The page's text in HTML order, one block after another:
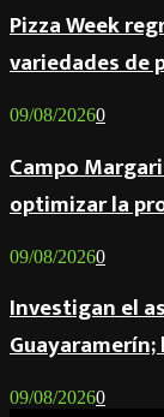
Pizza Week
variedades de
09/08/20260
Campo
optimizar la
09/08/20260
Investigan el
09/08/20260